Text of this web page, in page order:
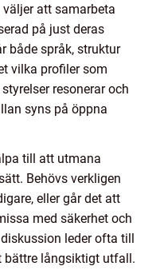
att samarbeta
på just deras
både språk, struktur
vilka profiler som
resonerar och
syns på öppna
till att utmana
Behövs verkligen
eller går det att
med säkerhet och
leder ofta till
bättre långsiktigt utfall.